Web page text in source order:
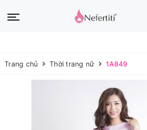
Trang chủ Thời trang nữ 1A849